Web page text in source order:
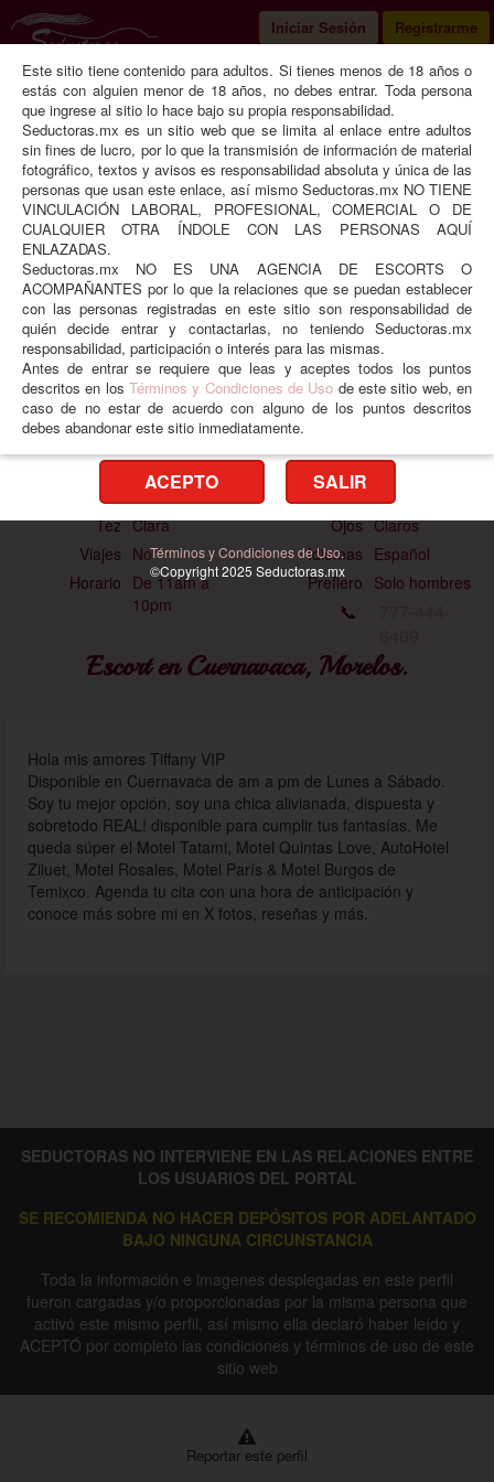
Iniciar Sesión Registrarme
Seductoras Morelos Cuernavaca
Tiffany Vip
Edad 22 años Peso 60 kgs
Estatura 1.55 mts Medidas 105-50-85
Tez Clara Ojos Claros
Viajes No Idiomas Español
Horario De 11am a
10pm
Prefiero Solo hombres
📞
Escort en Cuernavaca, Morelos.
❮ ❯
Hola mis amores Tiffany VIP
Disponible en Cuernavaca de am a pm de Lunes a Sábado.
Soy tu mejor opción, soy una chica alivianada, dispuesta y
sobretodo REAL! disponible para cumplir tus fantasías. Me
queda súper el Motel Tatami, Motel Quintas Love, AutoHotel
Ziluet, Motel Rosales, Motel París & Motel Burgos de
Temixco. Agenda tu cita con una hora de anticipación y
conoce más sobre mi en X fotos, reseñas y más.
SEDUCTORAS NO INTERVIENE EN LAS RELACIONES ENTRE
LOS USUARIOS DEL PORTAL
SE RECOMIENDA NO HACER DEPÓSITOS POR ADELANTADO
BAJO NINGUNA CIRCUNSTANCIA
Toda la información e imagenes desplegadas en este perfil
fueron cargadas y/o proporcionadas por la misma persona que
activó este mismo perfil, así mismo ella declaró haber leído y
ACEPTÓ por completo las condiciones y términos de uso de este
sitio web
Reportar este perfil
Este sitio tiene contenido para adultos. Si tienes menos de 18 años o
estás con alguien menor de 18 años, no debes entrar. Toda persona
que ingrese al sitio lo hace bajo su propia responsabilidad.
Seductoras.mx es un sitio web que se limita al enlace entre adultos
sin fines de lucro, por lo que la transmisión de información de material
fotográfico, textos y avisos es responsabilidad absoluta y única de las
personas que usan este enlace, así mismo Seductoras.mx NO TIENE
VINCULACIÓN LABORAL, PROFESIONAL, COMERCIAL O DE
CUALQUIER OTRA ÍNDOLE CON LAS PERSONAS AQUÍ
ENLAZADAS.
Seductoras.mx NO ES UNA AGENCIA DE ESCORTS O
ACOMPAÑANTES por lo que la relaciones que se puedan establecer
con las personas registradas en este sitio son responsabilidad de
quién decide entrar y contactarlas, no teniendo Seductoras.mx
responsabilidad, participación o interés para las mismas.
Antes de entrar se requiere que leas y aceptes todos los puntos
descritos en los Términos y Condiciones de Uso de este sitio web, en
caso de no estar de acuerdo con alguno de los puntos descritos
debes abandonar este sitio inmediatamente.
ACEPTO SALIR
Términos y Condiciones de Uso.
©Copyright 2025 Seductoras.mx